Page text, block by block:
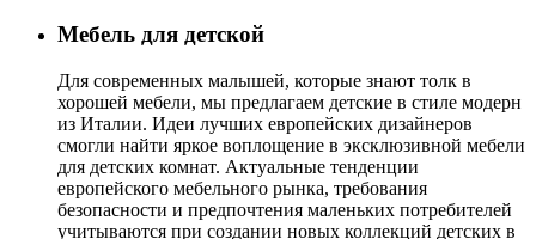
Мебель для детской
Для современных малышей, которые знают толк в
хорошей мебели, мы предлагаем детские в стиле модерн
из Италии. Идеи лучших европейских дизайнеров
смогли найти яркое воплощение в эксклюзивной мебели
для детских комнат. Актуальные тенденции
европейского мебельного рынка, требования
безопасности и предпочтения маленьких потребителей
учитываются при создании новых коллекций детских в